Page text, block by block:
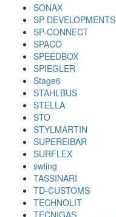
SONAX
SP DEVELOPMENTS
SP-CONNECT
SPACO
SPEEDBOX
SPIEGLER
Stage6
STAHLBUS
STELLA
STO
STYLMARTIN
SUPEREIBAR
SURFLEX
swiing
TASSINARI
TD-CUSTOMS
TECHNOLIT
TECNIGAS